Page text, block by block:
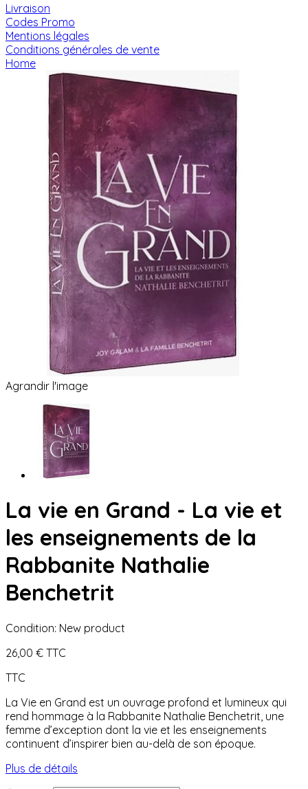
Livraison
Codes Promo
Mentions légales
Conditions générales de vente
Home
Agrandir l'image
La vie en Grand - La vie et
les enseignements de la
Rabbanite Nathalie
Benchetrit
Condition: New product
26,00 € TTC
TTC
La Vie en Grand est un ouvrage profond et lumineux qui
rend hommage à la Rabbanite Nathalie Benchetrit, une
femme d’exception dont la vie et les enseignements
continuent d’inspirer bien au-delà de son époque.
Plus de détails